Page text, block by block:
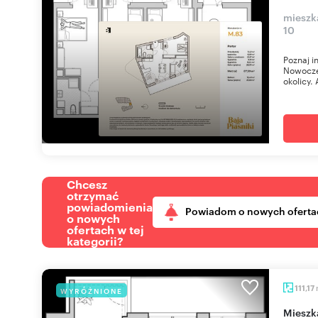
10
Poznaj
okolicy.
Chcesz
otrzymać
powiadomienia
o nowych
ofertach w tej
kategorii?
Powiadom o nowych
WYRÓŻNIONE 111,17